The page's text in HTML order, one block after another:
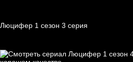
Люцифер 1 cезон 3 cерия